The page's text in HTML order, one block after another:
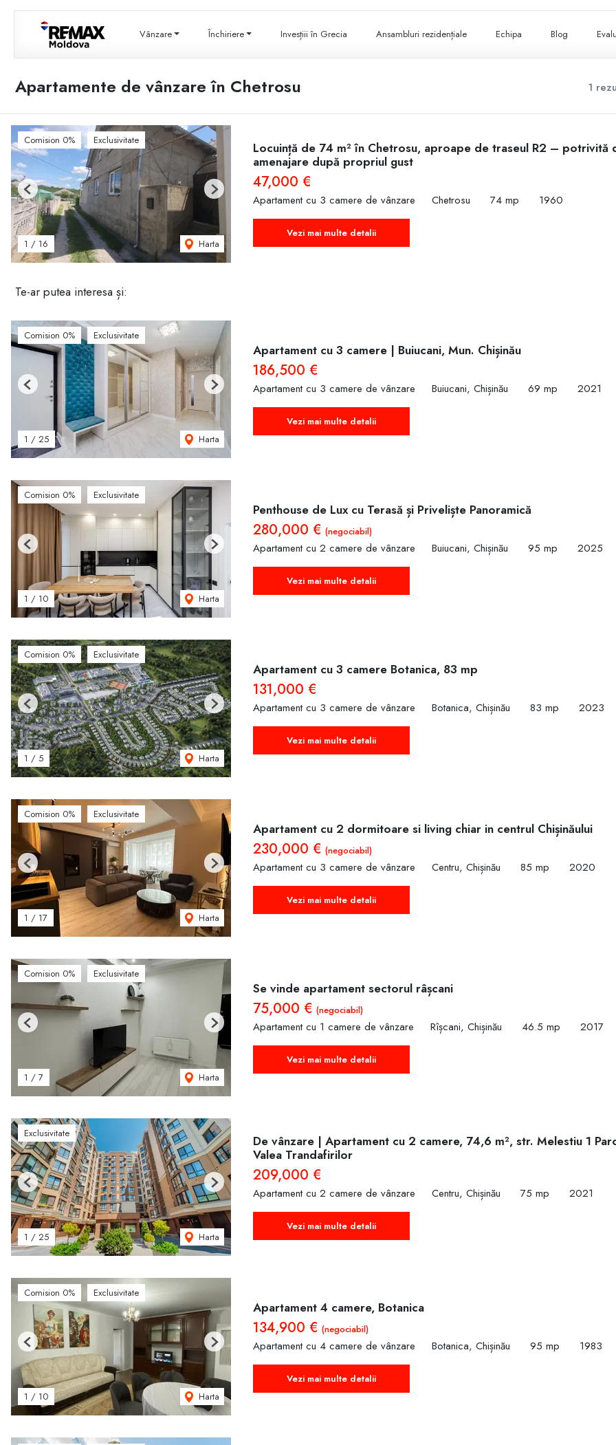
Vânzare Închiriere Invesțiii în Grecia Ansambluri rezidențiale Echipa Blog
1
Apartamente de vânzare în Chetrosu
Comision 0% Exclusivitate
1 / 16 Harta
Previous Next
Locuință de 74 m² în Chetrosu, aproape de traseul R2 – potrivită
amenajare după propriul gust
47,000 €
Apartament cu 3 camere de vânzare Chetrosu 74 mp 1960
Vezi mai multe detalii
Te-ar putea interesa și:
Comision 0% Exclusivitate
1 / 25 Harta
Previous Next
Apartament cu 3 camere | Buiucani, Mun. Chișinău
186,500 €
Apartament cu 3 camere de vânzare Buiucani, Chișinău 69 mp 2021
Vezi mai multe detalii
Comision 0% Exclusivitate
1 / 10 Harta
Previous Next
Penthouse de Lux cu Terasă și Priveliște Panoramică
280,000 € (negociabil)
Apartament cu 2 camere de vânzare Buiucani, Chișinău 95 mp 2025
Vezi mai multe detalii
Comision 0% Exclusivitate
1 / 5 Harta
Previous Next
Apartament cu 3 camere Botanica, 83 mp
131,000 €
Apartament cu 3 camere de vânzare Botanica, Chișinău 83 mp 2023
Vezi mai multe detalii
Comision 0% Exclusivitate
1 / 17 Harta
Previous Next
Apartament cu 2 dormitoare si living chiar in centrul Chișinăului
230,000 € (negociabil)
Apartament cu 3 camere de vânzare Centru, Chișinău 85 mp 2020
Vezi mai multe detalii
Comision 0% Exclusivitate
1 / 7 Harta
Previous Next
Se vinde apartament sectorul râșcani
75,000 € (negociabil)
Apartament cu 1 camere de vânzare Rîșcani, Chișinău 46.5 mp 2017
Vezi mai multe detalii
Exclusivitate
1 / 25 Harta
Previous Next
De vânzare | Apartament cu 2 camere, 74,6 m², str. Melestiu 1
Valea Trandafirilor
209,000 €
Apartament cu 2 camere de vânzare Centru, Chișinău 75 mp 2021
Vezi mai multe detalii
Comision 0% Exclusivitate
1 / 10 Harta
Previous Next
Apartament 4 camere, Botanica
134,900 € (negociabil)
Apartament cu 4 camere de vânzare Botanica, Chișinău 95 mp 1983
Vezi mai multe detalii